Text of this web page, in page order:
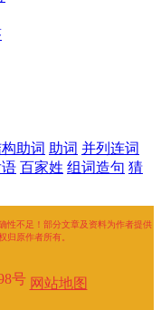
助词 助词 并列连词
百家姓 组词造句 猜
性不足！部分文章及资料为作者提供
归原作者所有。
号 网站地图